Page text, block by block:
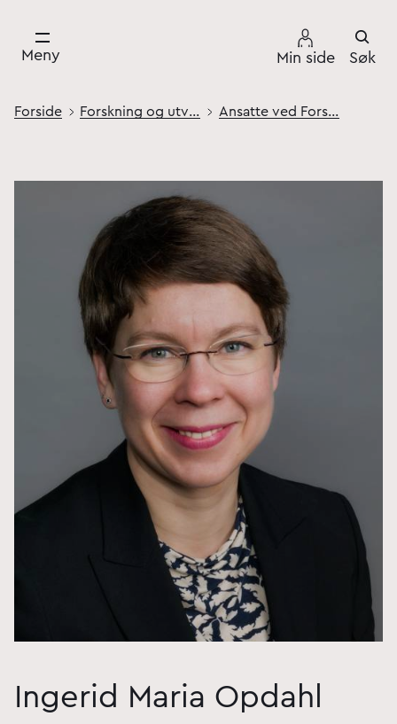
Meny Min side Søk
Forside Forskning og utvikling Ansatte ved Forsvarets høgskole
Ingerid Maria Opdahl